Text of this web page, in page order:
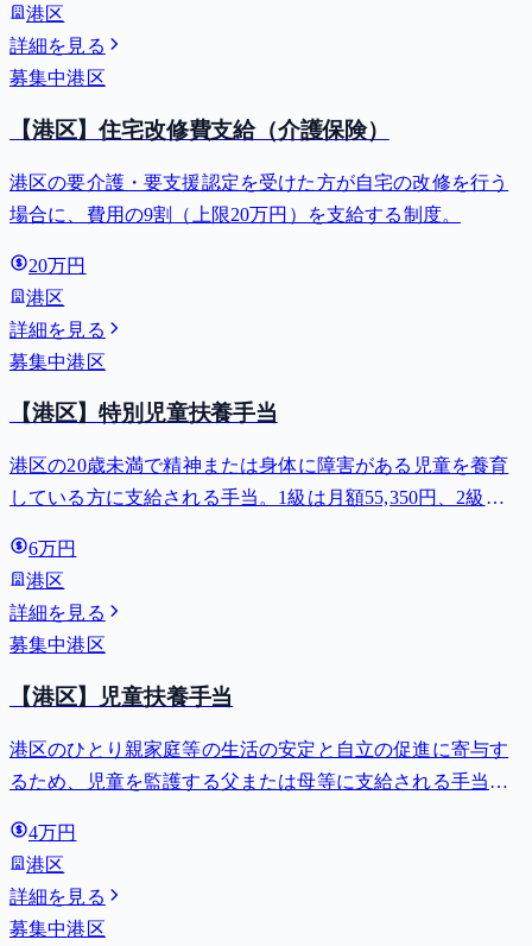
港区
詳細を見る
募集中港区
【港区】住宅改修費支給（介護保険）
港区の要介護・要支援認定を受けた方が自宅の改修を行う
場合に、費用の9割（上限20万円）を支給する制度。
20万円
港区
詳細を見る
募集中港区
【港区】特別児童扶養手当
港区の20歳未満で精神または身体に障害がある児童を養育
している方に支給される手当。1級は月額55,350円、2級は
6万円
港区
詳細を見る
募集中港区
【港区】児童扶養手当
港区のひとり親家庭等の生活の安定と自立の促進に寄与す
るため、児童を監護する父または母等に支給される手当。
4万円
港区
詳細を見る
募集中港区